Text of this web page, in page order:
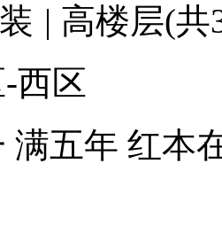
| 高楼层(
西区
满五年 红本